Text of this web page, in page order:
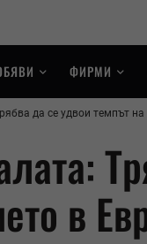
ФИРМИ
да се удвои темпът
в